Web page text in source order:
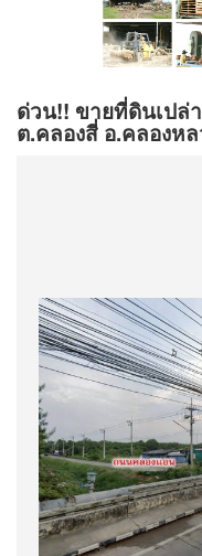
ด่วน!! ขายที่ดินเปล่
ต.คลองสี่ อ.คลองห